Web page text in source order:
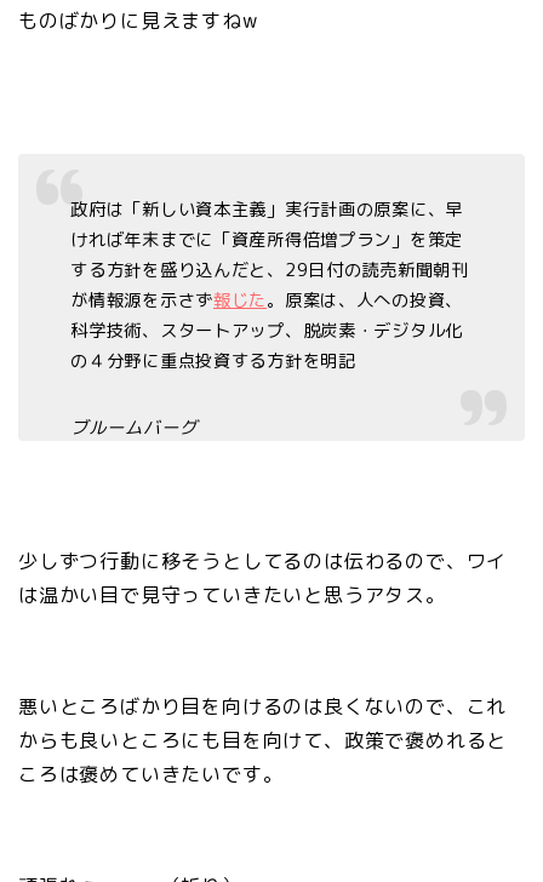
ものばかりに見えますねw
政府は「新しい資本主義」実行計画の原案に、早
ければ年末までに「資産所得倍増プラン」を策定
する方針を盛り込んだと、29日付の読売新聞朝刊
が情報源を示さず報じた。原案は、人への投資、
科学技術、スタートアップ、脱炭素・デジタル化
の４分野に重点投資する方針を明記
ブルームバーグ
少しずつ行動に移そうとしてるのは伝わるので、ワイ
は温かい目で見守っていきたいと思うアタス。
悪いところばかり目を向けるのは良くないので、これ
からも良いところにも目を向けて、政策で褒めれると
ころは褒めていきたいです。